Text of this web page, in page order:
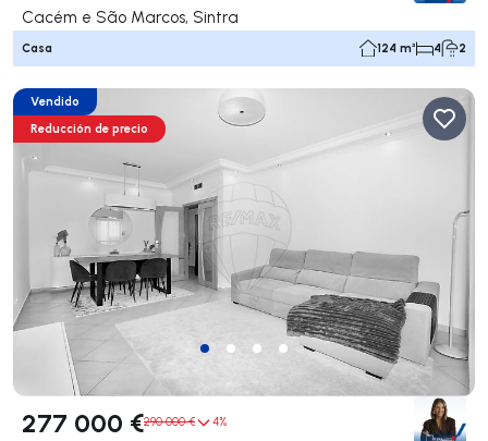
Cacém e São Marcos, Sintra
Casa 124 m² 4 2
Vendido
Reducción de precio
277 000 €290 000 € 4%